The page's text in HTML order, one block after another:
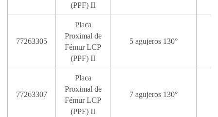
(PPF) II
77263305
Placa
Proximal de
Fémur LCP
(PPF) II
5 agujeros 130°
77263307
Placa
Proximal de
Fémur LCP
(PPF) II
7 agujeros 130°